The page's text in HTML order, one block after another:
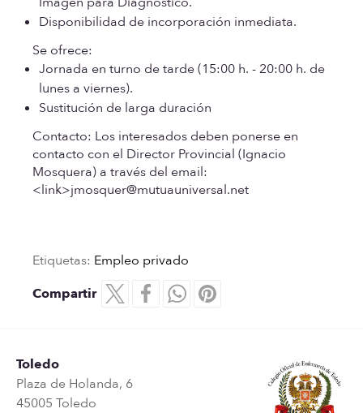
Disponibilidad de incorporación inmediata.
Se ofrece:
Jornada en turno de tarde (15:00 h. - 20:00 h. de
lunes a viernes).
Sustitución de larga duración
Contacto: Los interesados deben ponerse en
contacto con el Director Provincial (Ignacio
Mosquera) a través del email:
<link>jmosquer@mutuauniversal.net
Etiquetas: Empleo privado
Compartir
Toledo
Plaza de Holanda, 6
45005 Toledo